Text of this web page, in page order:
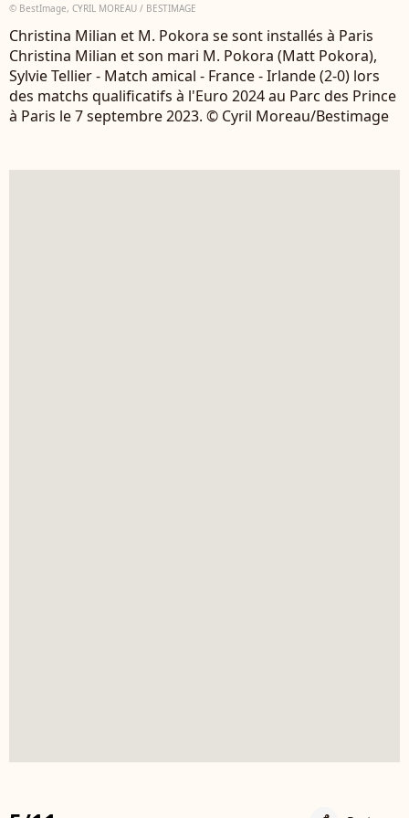
© BestImage, CYRIL MOREAU / BESTIMAGE
Christina Milian et M. Pokora se sont installés à Paris
Christina Milian et son mari M. Pokora (Matt Pokora),
Sylvie Tellier - Match amical - France - Irlande (2-0) lors
des matchs qualificatifs à l'Euro 2024 au Parc des Prince
à Paris le 7 septembre 2023. © Cyril Moreau/Bestimage